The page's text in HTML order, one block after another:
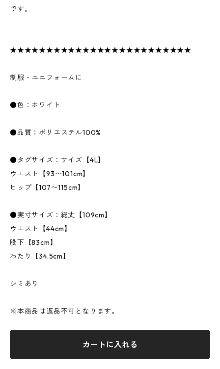
です。
★★★★★★★★★★★★★★★★★★★★★★★★★
制服・ユニフォームに
●色：ホワイト
●品質：ポリエステル100%
●タグサイズ：サイズ【4L】
ウエスト【93〜101cm】
ヒップ【107〜115cm】
●実寸サイズ：総丈【109cm】
ウエスト【44cm】
股下【83cm】
わたり【34.5cm】
シミあり
※本商品は返品不可となります。
カートに入れる